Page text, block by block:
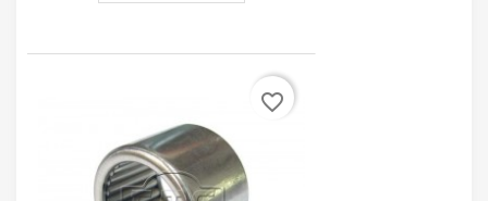
favorite_border